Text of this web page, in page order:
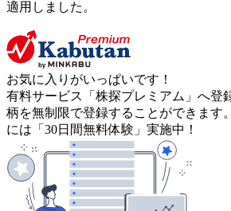
適用しました。
お気に入りがいっぱいです！
有料サービス「株探プレミアム」へ登
柄を無制限で登録することができます
には「30日間無料体験」実施中！